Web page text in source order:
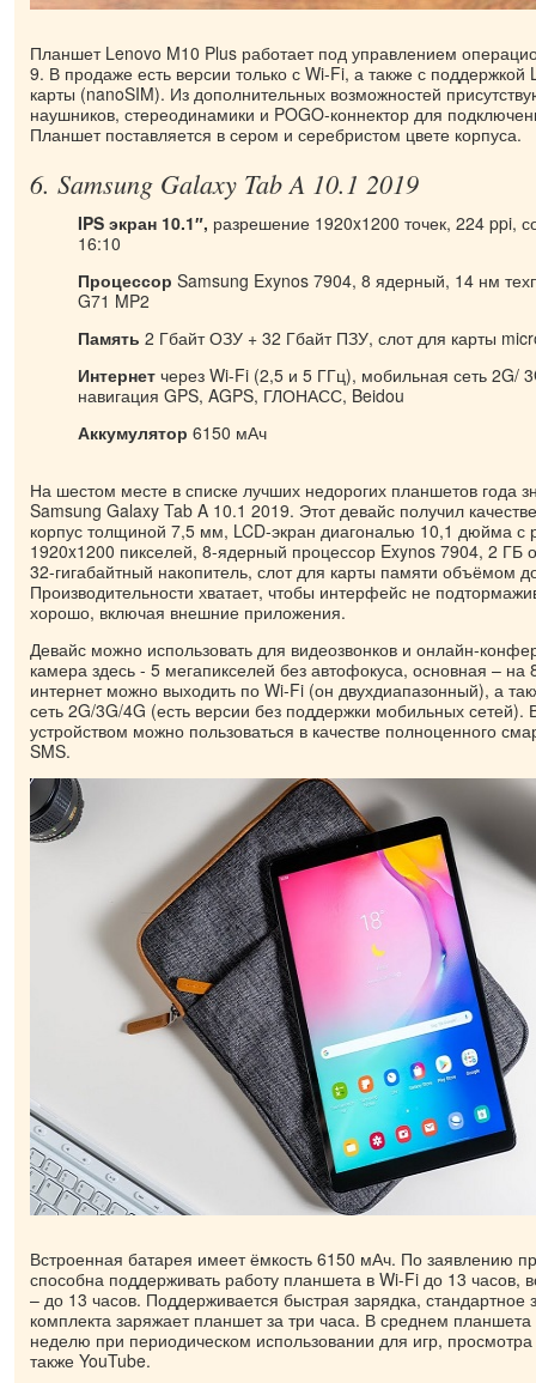
Планшет Lenovo M10 Plus работает под управлением
9. В продаже есть версии только с Wi-Fi, а также с
карты (nanoSIM). Из дополнительных возможностей
наушников, стереодинамики и POGO-коннектор для
Планшет поставляется в сером и серебристом цвете корпуса.
6. Samsung Galaxy Tab A 10.1 2019
IPS экран 10.1″, разрешение 1920x1200 точек, 224 ppi,
16:10
Процессор Samsung Exynos 7904, 8 ядерный, 14 нм
G71 MP2
Память 2 Гбайт ОЗУ + 32 Гбайт ПЗУ, слот для карты
Интернет через Wi-Fi (2,5 и 5 ГГц), мобильная сеть 2G/
навигация GPS, AGPS, ГЛОНАСС, Beidou
Аккумулятор 6150 мАч
На шестом месте в списке лучших недорогих планшетов года
Samsung Galaxy Tab A 10.1 2019. Этот девайс получил
корпус толщиной 7,5 мм, LCD-экран диагональю 10,1 дюйма с
1920x1200 пикселей, 8-ядерный процессор Exynos 7904, 2 ГБ
32-гигабайтный накопитель, слот для карты памяти объёмом
Производительности хватает, чтобы интерфейс не
хорошо, включая внешние приложения.
Девайс можно использовать для видеозвонков и онлайн-
камера здесь - 5 мегапикселей без автофокуса, основная – на
интернет можно выходить по Wi-Fi (он двухдиапазонный), а
сеть 2G/3G/4G (есть версии без поддержки мобильных сетей).
устройством можно пользоваться в качестве полноценного
SMS.
Встроенная батарея имеет ёмкость 6150 мАч. По заявлению
способна поддерживать работу планшета в Wi-Fi до 13 часов,
– до 13 часов. Поддерживается быстрая зарядка, стандартное
комплекта заряжает планшет за три часа. В среднем
неделю при периодическом использовании для игр,
также YouTube.